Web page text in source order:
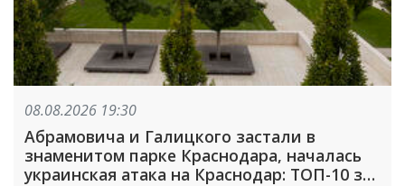
08.08.2026 19:30
Абрамовича и Галицкого застали в
знаменитом парке Краснодара, началась
украинская атака на Краснодар: ТОП-10 за